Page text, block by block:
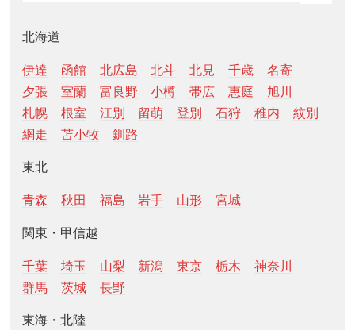
北海道
伊達 函館 北広島 北斗 北見 千歳
名寄
夕張
室蘭 富良野 小樽 帯広 恵庭
旭川
札幌
根室 江別 留萌 登別 石狩 稚内
紋別
網走
苫小牧 釧路
東北
青森 秋田 福島 岩手 山形 宮城
関東・甲信越
千葉 埼玉 山梨 新潟 東京 栃木
神奈川
群馬
茨城 長野
東海・北陸